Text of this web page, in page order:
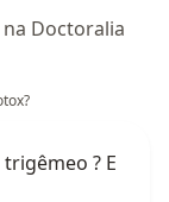
Doctoralia
? E